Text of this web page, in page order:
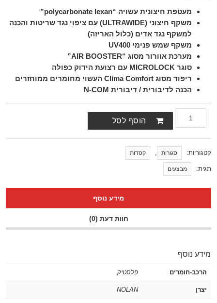
מעטפת חיצונית עשויה “polycarbonate lexan”
משקף חיצוני (ULTRAWIDE) עם ציפוי נגד שריטות והכנה
למשקף נגד אדים (כלול האריזה)
משקף שמש פנימי UV400
מערכת אוורור מסוג “AIR BOOSTER”
סוגר MICROLOCK עם רצועת הידוק כפולה
ריפוד מסוג Clima Comfort העשוי מחומרים ממוחזרים
הכנה לדיבורית / דיבורית N-COM
הוסף לסל
קטגוריות: סגורות , קסדות
תגית: מבצעים
מידע נוסף
חוות דעת (0)
מידע נוסף
הרכב-חומרים פלסטיק
יצרן NOLAN